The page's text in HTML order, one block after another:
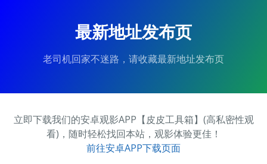
最新地址发布页
老司机回家不迷路，请收藏最新地址发布页
立即下载我们的安卓观影APP【皮皮工具箱】(高私密性观
看)，随时轻松找回本站，观影体验更佳！
前往安卓APP下载页面